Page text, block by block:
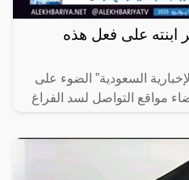
على فعل هذه
السعودية” الضوء على
مواقع التواصل لسد الفراغ